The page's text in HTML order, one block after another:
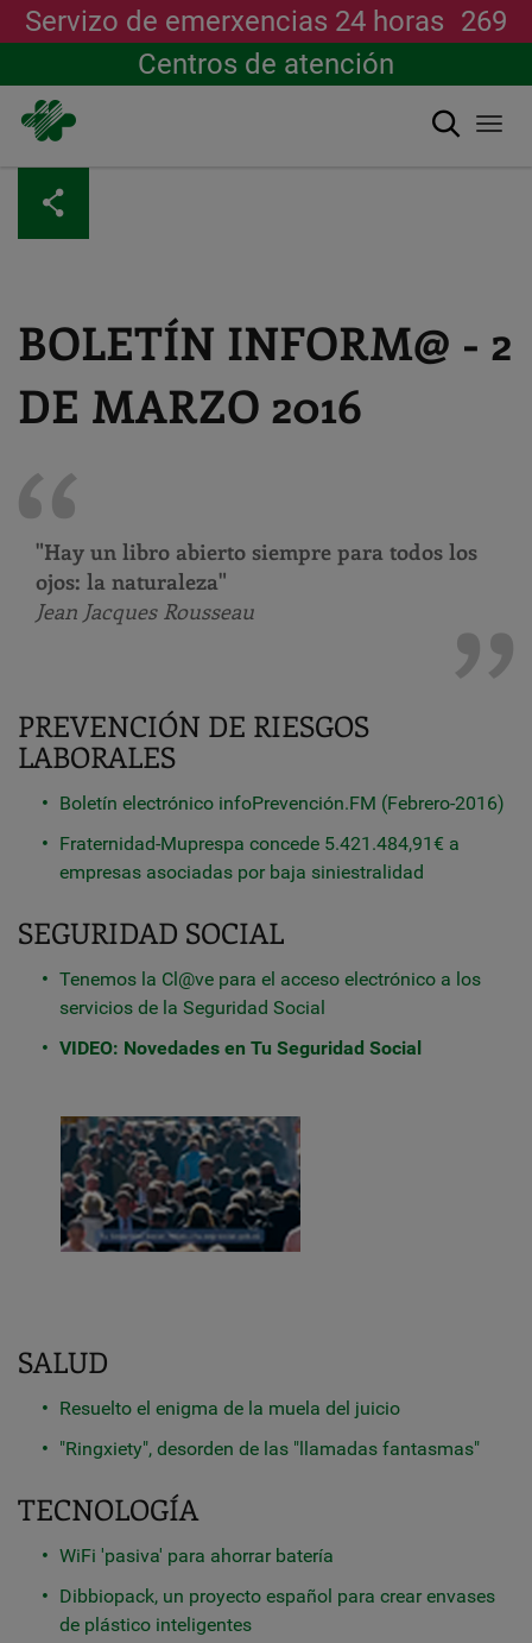
contido
principal
Servizo de emerxencias 24 horas 269
Centros de atención
Buscar
BOLETÍN INFORM@ - 2
DE MARZO 2016
"Hay un libro abierto siempre para todos los
ojos: la naturaleza"
Jean Jacques Rousseau
PREVENCIÓN DE RIESGOS
LABORALES
Boletín electrónico infoPrevención.FM (Febrero-2016)
Fraternidad-Muprespa concede 5.421.484,91€ a
empresas asociadas por baja siniestralidad
SEGURIDAD SOCIAL
Tenemos la Cl@ve para el acceso electrónico a los
servicios de la Seguridad Social
VIDEO: Novedades en Tu Seguridad Social
SALUD
Resuelto el enigma de la muela del juicio
"Ringxiety", desorden de las "llamadas fantasmas"
TECNOLOGÍA
WiFi 'pasiva' para ahorrar batería
Dibbiopack, un proyecto español para crear envases
de plástico inteligentes